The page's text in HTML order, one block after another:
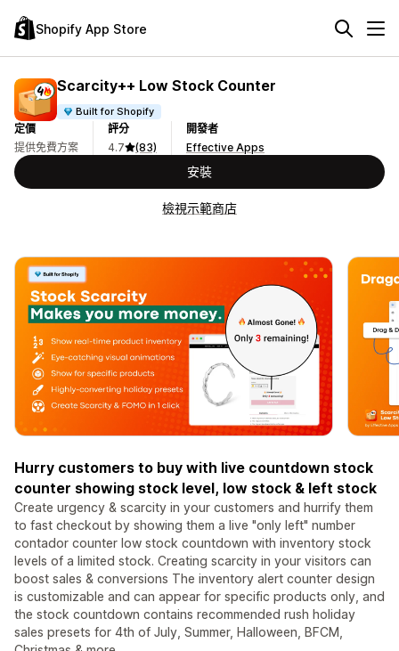
Shopify App Store
Scarcity++ Low Stock Counter
Built for Shopify
定價
提供免費方案
評分
4.7
(83)
開發者
Effective Apps
安裝
檢視示範商店
Hurry customers to buy with live countdown stock
counter showing stock level, low stock & left stock
Create urgency & scarcity in your customers and hurrify them
to fast checkout by showing them a live "only left" number
contador counter low stock countdown with inventory stock
levels of a limited stock. Creating scarcity in your visitors can
boost sales & conversions The inventory alert counter design
is customizable and can appear for specific products only, and
the stock countdown contains recommended rush holiday
sales presets for 4th of July, Summer, Halloween, BFCM,